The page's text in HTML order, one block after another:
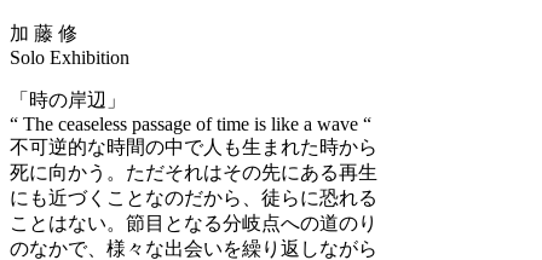
加 藤 修
Solo Exhibition
「時の岸辺」
“ The ceaseless passage of time is like a wave “
不可逆的な時間の中で人も生まれた時から
死に向かう。ただそれはその先にある再生
にも近づくことなのだから、徒らに恐れる
ことはない。節目となる分岐点への道のり
のなかで、様々な出会いを繰り返しながら